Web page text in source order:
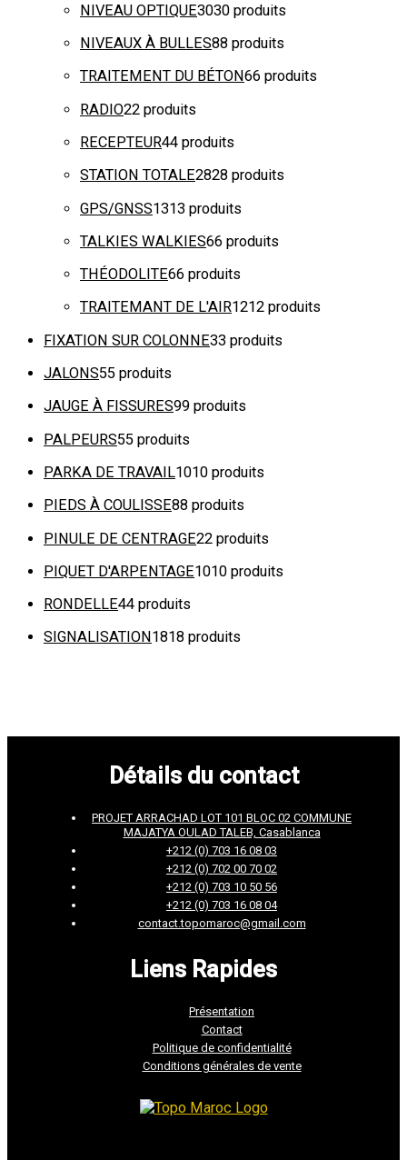
NIVEAU OPTIQUE3030 produits
NIVEAUX À BULLES88 produits
TRAITEMENT DU BÉTON66 produits
RADIO22 produits
RECEPTEUR44 produits
STATION TOTALE2828 produits
GPS/GNSS1313 produits
TALKIES WALKIES66 produits
THÉODOLITE66 produits
TRAITEMANT DE L'AIR1212 produits
FIXATION SUR COLONNE33 produits
JALONS55 produits
JAUGE À FISSURES99 produits
PALPEURS55 produits
PARKA DE TRAVAIL1010 produits
PIEDS À COULISSE88 produits
PINULE DE CENTRAGE22 produits
PIQUET D'ARPENTAGE1010 produits
RONDELLE44 produits
SIGNALISATION 1818 produits
Détails du contact
PROJET ARRACHAD LOT 101 BLOC 02 COMMUNE
MAJATYA OULAD TALEB, Casablanca
+212 (0) 703 16 08 03
+212 (0) 702 00 70 02
+212 (0) 703 10 50 56
+212 (0) 703 16 08 04
contact.topomaroc@gmail.com
Liens Rapides
Présentation
Contact
Politique de confidentialité
Conditions générales de vente